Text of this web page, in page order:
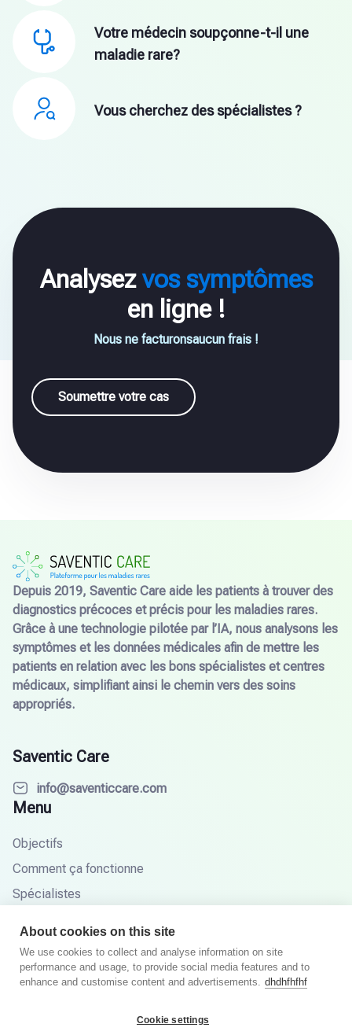
Votre médecin soupçonne-t-il une
maladie rare?
Vous cherchez des spécialistes ?
Analysezvos symptômes
en ligne !
Nous ne facturonsaucun frais !
Soumettre votre cas
Depuis 2019, Saventic Care aide les patients à trouver des
diagnostics précoces et précis pour les maladies rares.
Grâce à une technologie pilotée par l’IA, nous analysons les
symptômes et les données médicales afin de mettre les
patients en relation avec les bons spécialistes et centres
médicaux, simplifiant ainsi le chemin vers des soins
appropriés.
Saventic Care
info@saventiccare.com
Menu
Objectifs
Comment ça fonctionne
Spécialistes
Base de connaissances
FAQ
About cookies on this site
We use cookies to collect and analyse information on site
performance and usage, to provide social media features and to
enhance and customise content and advertisements. dhdhfhfhf
Cookie settings